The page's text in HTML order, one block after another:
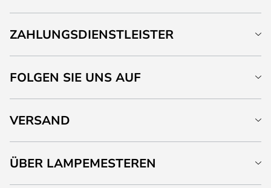
ZAHLUNGSDIENSTLEISTER
FOLGEN SIE UNS AUF
VERSAND
ÜBER LAMPEMESTEREN